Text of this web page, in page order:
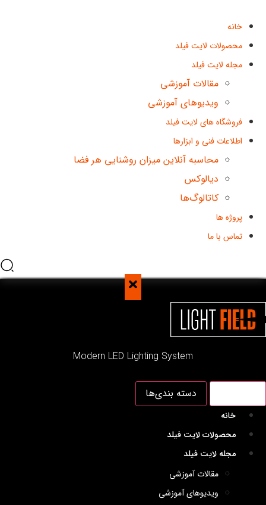
خانه
محصولات لایت فیلد
مجله لایت فیلد
مقالات آموزشی
ویدیوهای آموزشی
فروشگاه های لایت فیلد
اطلاعات فنی و ابزارها
محاسبه آنلاین میزان روشنایی هر فضا
دیالوکس
کاتالوگ‌ها
پروژه ها
تماس با ما
Modern LED Lighting System
دسته بندی‌ها
خانه
محصولات لایت فیلد
مجله لایت فیلد
مقالات آموزشی
ویدیوهای آموزشی